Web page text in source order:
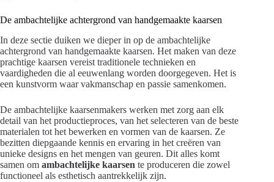
De ambachtelijke achtergrond van handgemaakte kaarsen
In deze sectie duiken we dieper in op de ambachtelijke
achtergrond van handgemaakte kaarsen. Het maken van deze
prachtige kaarsen vereist traditionele technieken en
vaardigheden die al eeuwenlang worden doorgegeven. Het is
een kunstvorm waar vakmanschap en passie samenkomen.
De ambachtelijke kaarsenmakers werken met zorg aan elk
detail van het productieproces, van het selecteren van de beste
materialen tot het bewerken en vormen van de kaarsen. Ze
bezitten diepgaande kennis en ervaring in het creëren van
unieke designs en het mengen van geuren. Dit alles komt
samen om ambachtelijke kaarsen te produceren die zowel
functioneel als esthetisch aantrekkelijk zijn.